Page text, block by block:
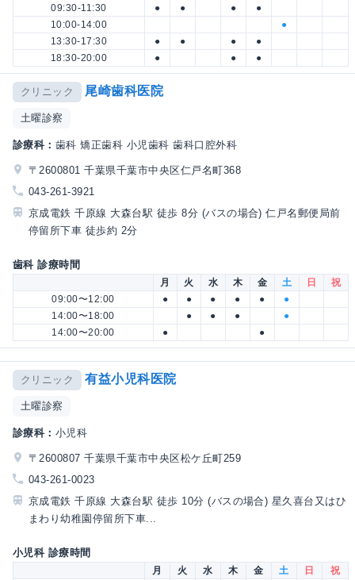
09:30-11:30
● ● ●
●
10:00-14:00
●
13:30-17:30
● ● ●
●
18:30-20:00
● ● ●
クリニック 尾崎歯科医院
土曜診察
診療科： 歯科 矯正歯科 小児歯科 歯科口腔外科
〒2600801 千葉県千葉市中央区仁戸名町368
043-261-3921
京成電鉄 千原線 大森台駅 徒歩 8分 (バスの場合) 仁戸名郵便局前
停留所下車 徒歩約 2分
歯科 診療時間
月 火 水 木 金 土 日
祝
09:00〜12:00
● ● ● ● ●
●
14:00〜18:00
● ● ●
●
14:00〜20:00
● ●
クリニック 有益小児科医院
土曜診察
診療科： 小児科
〒2600807 千葉県千葉市中央区松ケ丘町259
043-261-0023
京成電鉄 千原線 大森台駅 徒歩 10分 (バスの場合) 星久喜台又はひ
まわり幼稚園停留所下車...
小児科 診療時間
月 火 水 木 金 土 日 祝